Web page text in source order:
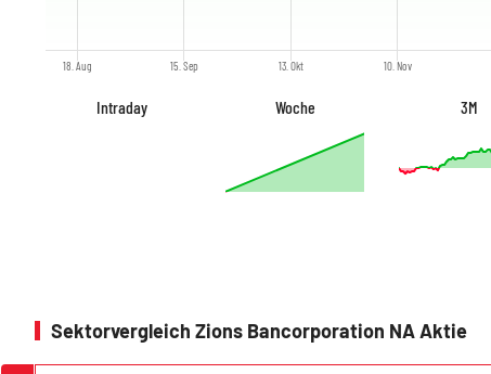
18. Aug 15. Sep 13. Okt 10. Nov
Intraday Woche 3M
Sektorvergleich Zions Bancorporation NA Aktie